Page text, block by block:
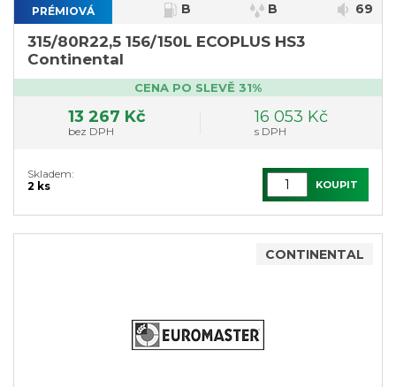
PRÉMIOVÁ B B 69
315/80R22,5 156/150L ECOPLUS HS3
Continental
CENA PO SLEVĚ 31%
13 267 Kč
bez DPH
16 053 Kč
s DPH
Skladem:
2 ks
KOUPIT
CONTINENTAL